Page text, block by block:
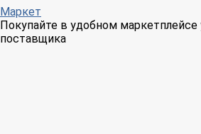
Маркет
Покупайте в удобном маркетплейсе
поставщика